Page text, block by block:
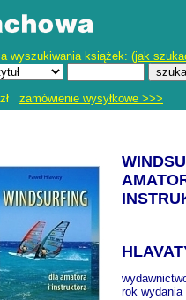
wyszukiwania książek: (jak
zamówienie wysyłkowe >>>
rok